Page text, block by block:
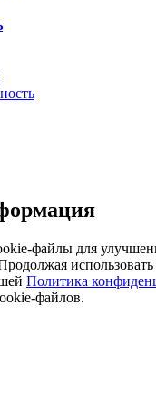
файлы для
Политика
файлов.